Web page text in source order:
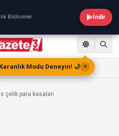
Bildirimler İndir
çelik para kasaları
Karanlık Modu Deneyin! 🌙 ✕